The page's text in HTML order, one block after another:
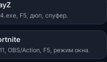
F5, дюп, спуфер.
OBS/Action, F5, режим окна.